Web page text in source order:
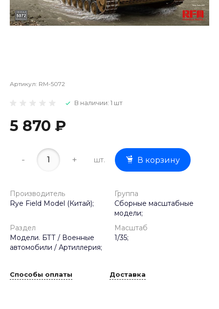
Артикул: RM-5072
В наличии: 1 шт
5 870 ₽
- + шт. В корзину
Производитель
Rye Field Model (Китай);
Группа
Сборные масштабные
модели;
Раздел
Модели. БТТ / Военные
автомобили / Артиллерия;
Масштаб
1/35;
Способы оплаты Доставка